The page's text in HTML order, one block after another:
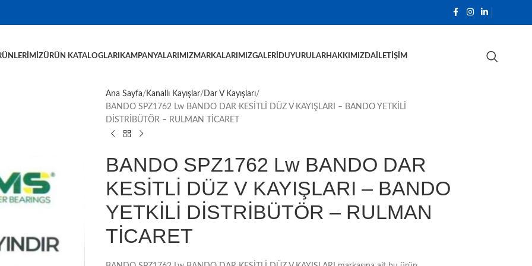
ÜRÜN KATALOGLARI KAMPANYALARIMIZMARKALARIMIZGALERI DUYURULARHAKKIMIZDA İLETIŞIM
Ana Sayfa Kanallı Kayışlar Dar V Kayışları
BANDO SPZ1762 Lw BANDO DAR KESİTLİ DÜZ V KAYIŞLARI – BANDO YETKİLİ
DİSTRİBÜTÖR – RULMAN TİCARET
BANDO SPZ1762 Lw BANDO DAR
KESİTLİ DÜZ V KAYIŞLARI – BANDO
YETKİLİ DİSTRİBÜTÖR – RULMAN
TİCARET